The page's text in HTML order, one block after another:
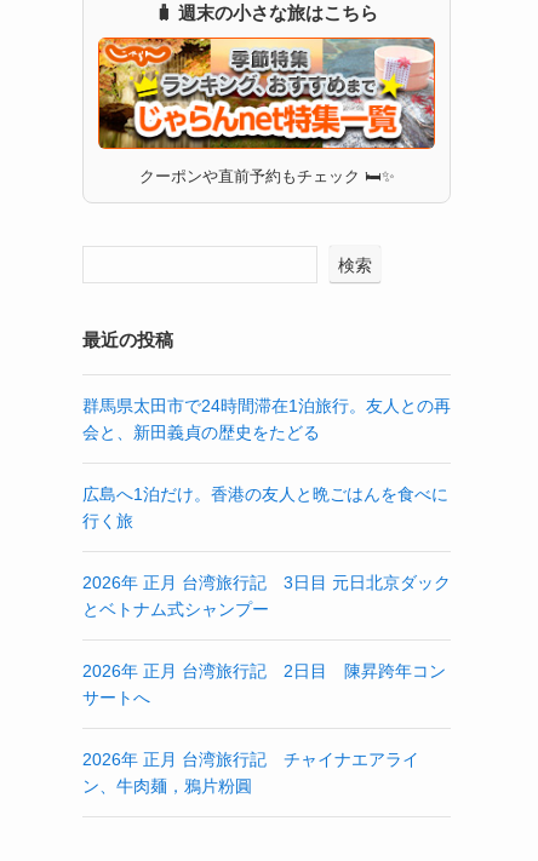
🧳 週末の小さな旅はこちら
クーポンや直前予約もチェック 🛏✨
検索
最近の投稿
群馬県太田市で24時間滞在1泊旅行。友人との再
会と、新田義貞の歴史をたどる
広島へ1泊だけ。香港の友人と晩ごはんを食べに
行く旅
2026年 正月 台湾旅行記 3日目 元日北京ダック
とベトナム式シャンプー
2026年 正月 台湾旅行記 2日目 陳昇跨年コン
サートへ
2026年 正月 台湾旅行記 チャイナエアライ
ン、牛肉麺，鴉片粉圓